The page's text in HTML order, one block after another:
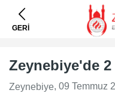
GERİ
Zeynebiye'de
Zeynebiye, 09 Temmuz